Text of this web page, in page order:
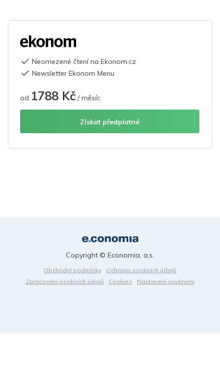
Neomezené čtení na Ekonom.cz
Newsletter Ekonom Menu
od 1788 Kč / měsíc
Získat předplatné
Obchodní podmínky
Ochrana osobních údajů
Zpracování osobních údajů
Cookies Nastavení soukromí
Copyright © Economia, a.s.